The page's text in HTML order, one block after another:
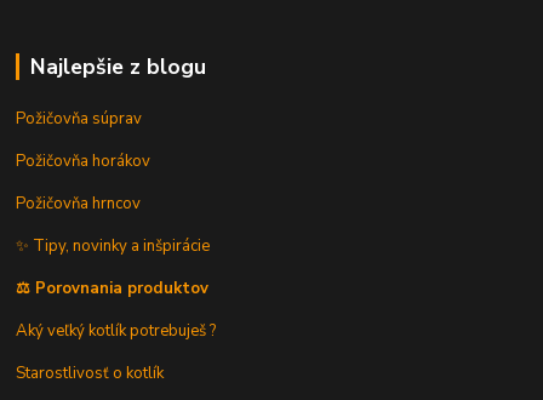
Najlepšie z blogu
Požičovňa súprav
Požičovňa horákov
Požičovňa hrncov
✨ Tipy, novinky a inšpirácie
⚖️ Porovnania produktov
Aký veľký kotlík potrebuješ ?
Starostlivosť o kotlík